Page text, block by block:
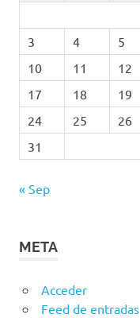
3
4 5
10
11 12
17
18 19
24
25 26
31
« Sep
META
Acceder
Feed de entradas